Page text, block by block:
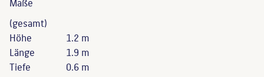
(gesamt)
Höhe
Länge
Tiefe
1.2 m
1.9 m
0.6 m